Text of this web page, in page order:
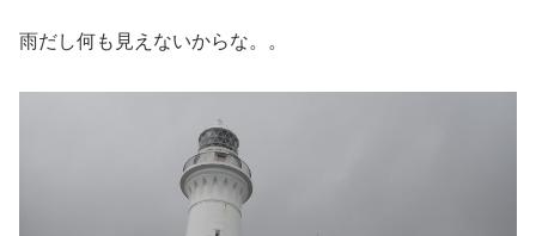
雨だし何も見えないからな。。